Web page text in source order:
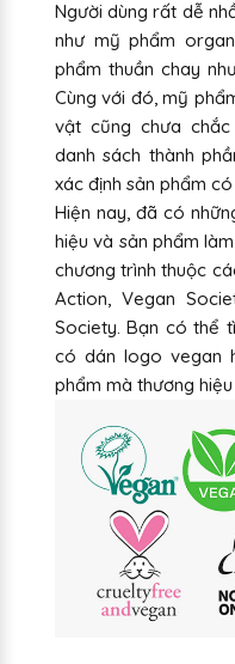
Người dùng rất dễ
như mỹ phẩm
phẩm thuần chay
Cùng với đó, mỹ
vật cũng chưa
danh sách thành
xác định sản phẩm
Hiện nay, đã có
hiệu và sản phẩm
chương trình thuộc
Action, Vegan
Society. Bạn có thể
có dán logo vegan
phẩm mà thương